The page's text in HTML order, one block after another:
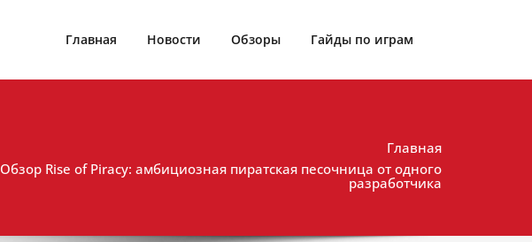
Главная Новости Обзоры Гайды по играм
Главная
Обзор Rise of Piracy: амбициозная пиратская песочница от одного
разработчика